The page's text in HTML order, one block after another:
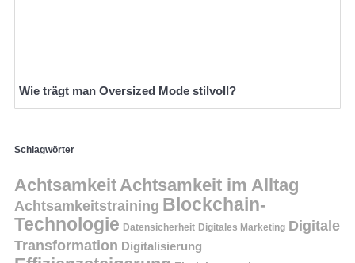
Wie trägt man Oversized Mode stilvoll?
Schlagwörter
Achtsamkeit Achtsamkeit im Alltag
Achtsamkeitstraining Blockchain-
Technologie Datensicherheit Digitales Marketing Digitale
Transformation Digitalisierung